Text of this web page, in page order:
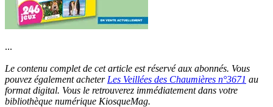
...
Le contenu complet de cet article est réservé aux abonnés. Vous
pouvez également acheter Les Veillées des Chaumières n°3671 au
format digital. Vous le retrouverez immédiatement dans votre
bibliothèque numérique KiosqueMag.